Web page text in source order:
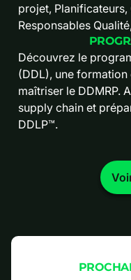
projet,
Responsables
Découvrez le
(DDL), une
maîtriser le DDMRP.
supply chain et
DDLP™.